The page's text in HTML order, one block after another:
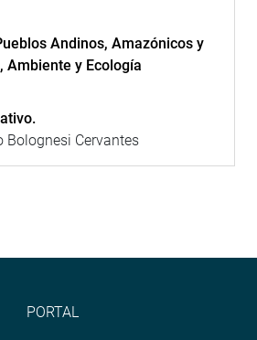
Andinos, Amazónicos y
Ambiente y Ecología
Bolognesi Cervantes
PORTAL